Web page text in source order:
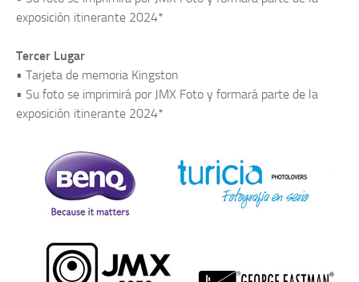
exposición itinerante 2024*
Tercer Lugar
• Tarjeta de memoria Kingston
• Su foto se imprimirá por JMX Foto y formará parte de la
exposición itinerante 2024*